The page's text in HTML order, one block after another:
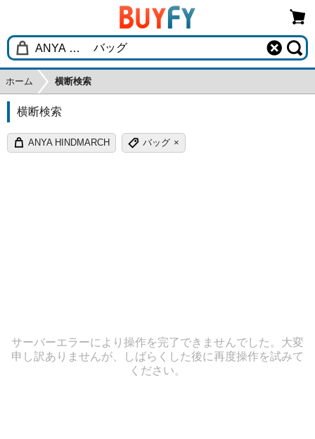
ホーム 横断検索
横断検索
ANYA HINDMARCH バッグ ×
サーバーエラーにより操作を完了できませんでした。大変
申し訳ありませんが、しばらくした後に再度操作を試みて
ください。